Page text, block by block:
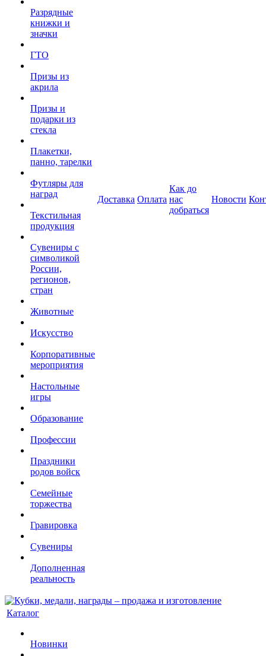
Разрядные
книжки и
значки
ГТО
Призы из
акрила
Призы и
подарки из
стекла
Плакетки,
панно, тарелки
Футляры для
наград
Текстильная
продукция
Сувениры с
символикой
России,
регионов,
стран
Животные
Искусство
Корпоративные
мероприятия
Настольные
игры
Образование
Профессии
Праздники
родов войск
Семейные
торжества
Гравировка
Сувениры
Дополненная
реальность
Доставка Оплата
Как до
нас
добраться
Новости
Каталог
Новинки